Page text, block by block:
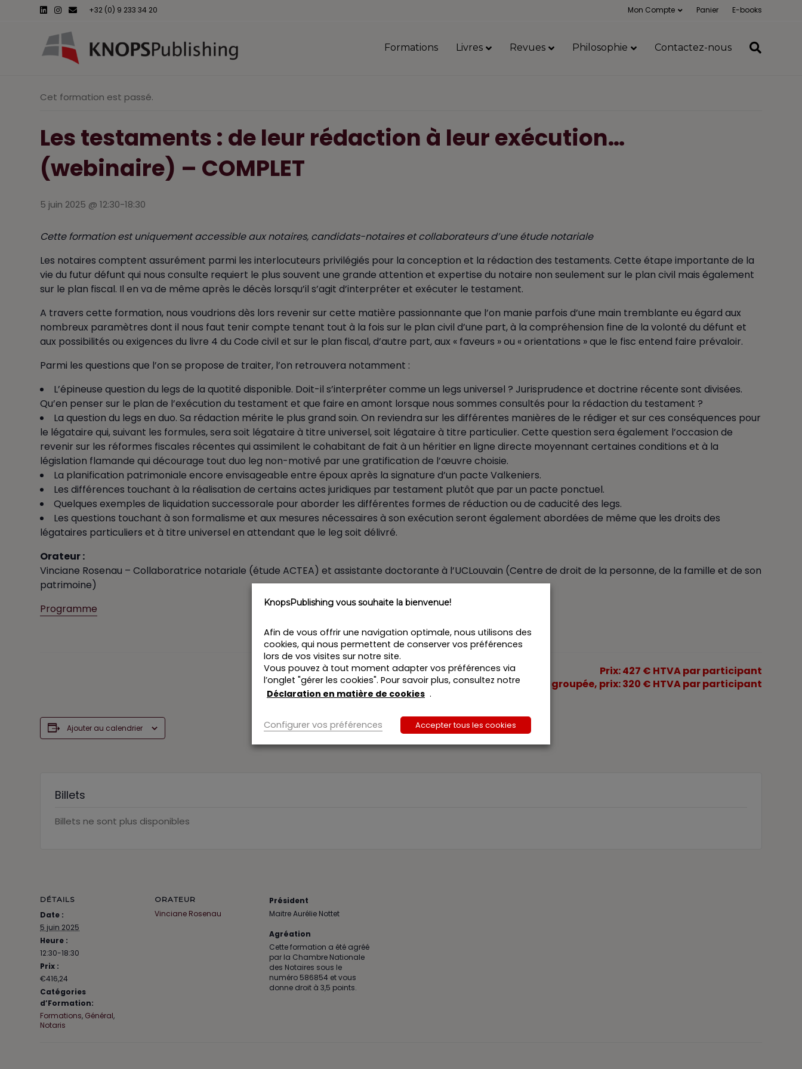
L
i
d
I
n
g
r
E
m
i
+32 (0) 9 233 34 20 Mon Compte Panier E-books
Formations Livres Revues Philosophie Contactez-nous
Cet formation est passé.
Les testaments : de leur rédaction à leur exécution…
(webinaire) – COMPLET
5 juin 2025 @ 12:30-18:30
Cette formation est uniquement accessible aux notaires, candidats-notaires et collaborateurs d’une étude notariale
Les notaires comptent assurément parmi les interlocuteurs privilégiés pour la conception et la rédaction des testaments. Cette étape importante de la
vie du futur défunt qui nous consulte requiert le plus souvent une grande attention et expertise du notaire non seulement sur le plan civil mais également
sur le plan fiscal. Il en va de même après le décès lorsqu’il s’agit d’interpréter et exécuter le testament.
A travers cette formation, nous voudrions dès lors revenir sur cette matière passionnante que l’on manie parfois d’une main tremblante eu égard aux
nombreux paramètres dont il nous faut tenir compte tenant tout à la fois sur le plan civil d’une part, à la compréhension fine de la volonté du défunt et
aux possibilités ou exigences du livre 4 du Code civil et sur le plan fiscal, d’autre part, aux « faveurs » ou « orientations » que le fisc entend faire prévaloir.
Parmi les questions que l’on se propose de traiter, l’on retrouvera notamment :
L’épineuse question du legs de la quotité disponible. Doit-il s’interpréter comme un legs universel ? Jurisprudence et doctrine récente sont divisées.
Qu’en penser sur le plan de l’exécution du testament et que faire en amont lorsque nous sommes consultés pour la rédaction du testament ?
La question du legs en duo. Sa rédaction mérite le plus grand soin. On reviendra sur les différentes manières de le rédiger et sur ces conséquences pour
le légataire qui, suivant les formules, sera soit légataire à titre universel, soit légataire à titre particulier. Cette question sera également l’occasion de
revenir sur les réformes fiscales récentes qui assimilent le cohabitant de fait à un héritier en ligne directe moyennant certaines conditions et à la
législation flamande qui décourage tout duo leg non-motivé par une gratification de l’œuvre choisie.
La planification patrimoniale encore envisageable entre époux après la signature d’un pacte Valkeniers.
Les différences touchant à la réalisation de certains actes juridiques par testament plutôt que par un pacte ponctuel.
Quelques exemples de liquidation successorale pour aborder les différentes formes de réduction ou de caducité des legs.
Les questions touchant à son formalisme et aux mesures nécessaires à son exécution seront également abordées de même que les droits des
légataires particuliers et à titre universel en attendant que le leg soit délivré.
Orateur :
Vinciane Rosenau – Collaboratrice notariale (étude ACTEA) et assistante doctorante à l’UCLouvain (Centre de droit de la personne, de la famille et de son
patrimoine)
Programme
Prix: 427 € HTVA par participant
Si inscription groupée, prix: 320 € HTVA par participant
Ajouter au calendrier
Billets
Billets ne sont plus disponibles
DÉTAILS
Date :
5 juin 2025
Heure :
12:30-18:30
Prix :
€416,24
Catégories
d’Formation:
Formations, Général,
Notaris
ORATEUR
Vinciane Rosenau
Président
Maitre Aurélie Nottet
Agréation
Cette formation a été agréé
par la Chambre Nationale
des Notaires sous le
numéro 586854 et vous
donne droit à 3,5 points.
KnopsPublishing vous souhaite la bienvenue!
Afin de vous offrir une navigation optimale, nous utilisons des
cookies, qui nous permettent de conserver vos préférences
lors de vos visites sur notre site.
Vous pouvez à tout moment adapter vos préférences via
l’onglet "gérer les cookies". Pour savoir plus, consultez notre
Déclaration en matière de cookies .
Configurer vos préférences Accepter tous les cookies